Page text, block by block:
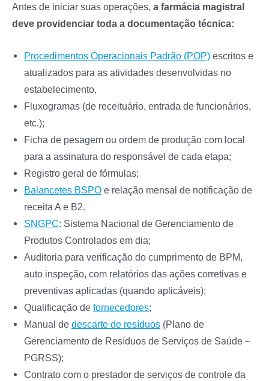
Antes de iniciar suas operações, a farmácia magistral
deve providenciar toda a documentação técnica:
Procedimentos Operacionais Padrão (POP) escritos e
atualizados para as atividades desenvolvidas no
estabelecimento,
Fluxogramas (de receituário, entrada de funcionários,
etc.);
Ficha de pesagem ou ordem de produção com local
para a assinatura do responsável de cada etapa;
Registro geral de fórmulas;
Balancetes BSPO e relação mensal de notificação de
receita A e B2.
SNGPC: Sistema Nacional de Gerenciamento de
Produtos Controlados em dia;
Auditoria para verificação do cumprimento de BPM,
auto inspeção, com relatórios das ações corretivas e
preventivas aplicadas (quando aplicáveis);
Qualificação de fornecedores;
Manual de descarte de resíduos (Plano de
Gerenciamento de Resíduos de Serviços de Saúde –
PGRSS);
Contrato com o prestador de serviços de controle da